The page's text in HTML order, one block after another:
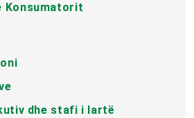
Konsumatorit
dhe stafi i lartë